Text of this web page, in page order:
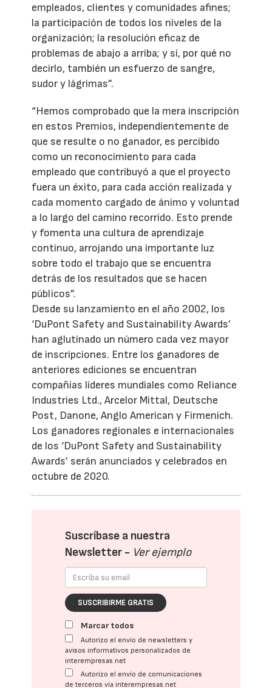
empleados, clientes y comunidades afines;
la participación de todos los niveles de la
organización; la resolución eficaz de
problemas de abajo a arriba; y sí, por qué no
decirlo, también un esfuerzo de sangre,
sudor y lágrimas”.
“Hemos comprobado que la mera inscripción
en estos Premios, independientemente de
que se resulte o no ganador, es percibido
como un reconocimiento para cada
empleado que contribuyó a que el proyecto
fuera un éxito, para cada acción realizada y
cada momento cargado de ánimo y voluntad
a lo largo del camino recorrido. Esto prende
y fomenta una cultura de aprendizaje
continuo, arrojando una importante luz
sobre todo el trabajo que se encuentra
detrás de los resultados que se hacen
públicos”.
Desde su lanzamiento en el año 2002, los
‘DuPont Safety and Sustainability Awards’
han aglutinado un número cada vez mayor
de inscripciones. Entre los ganadores de
anteriores ediciones se encuentran
compañías líderes mundiales como Reliance
Industries Ltd., Arcelor Mittal, Deutsche
Post, Danone, Anglo American y Firmenich.
Los ganadores regionales e internacionales
de los ‘DuPont Safety and Sustainability
Awards’ serán anunciados y celebrados en
octubre de 2020.
Suscríbase a nuestra
Newsletter - Ver ejemplo
SUSCRIBIRME GRATIS
Marcar todos
Autorizo el envío de newsletters y
avisos informativos personalizados de
interempresas.net
Autorizo el envío de comunicaciones
de terceros vía interempresas.net